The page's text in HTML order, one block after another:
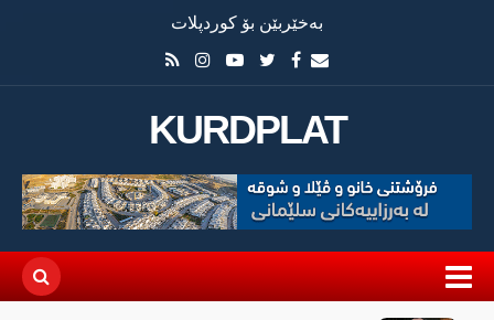
بەخێربێن بۆ کوردپلات
KURDPLAT